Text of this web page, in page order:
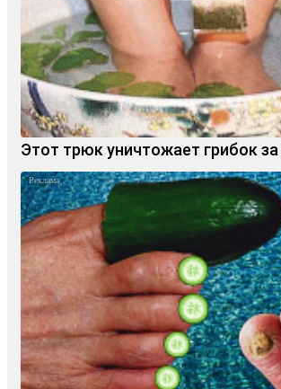
Этот трюк уничтожает грибок за